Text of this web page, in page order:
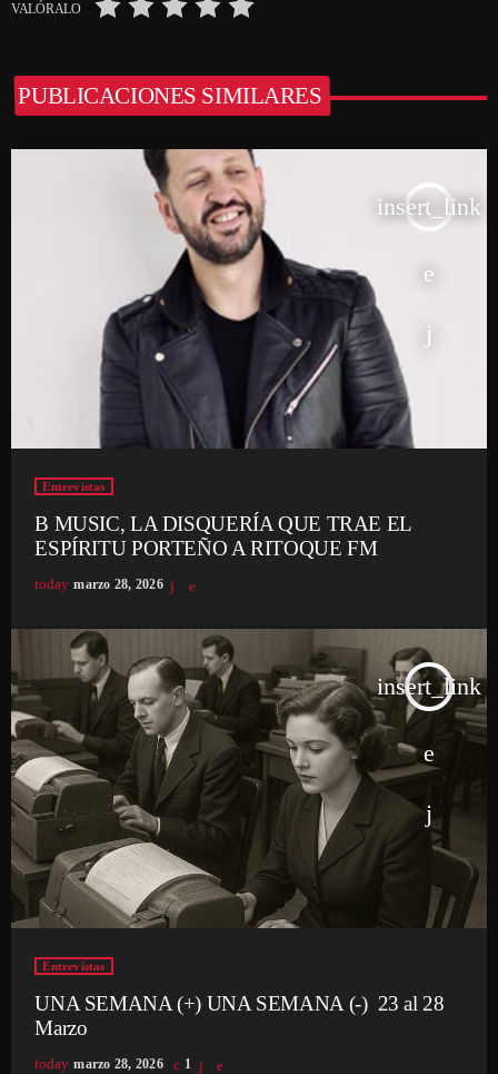
VALÓRALO
PUBLICACIONES SIMILARES
insert_link
Entrevistas
B MUSIC, LA DISQUERÍA QUE TRAE EL
ESPÍRITU PORTEÑO A RITOQUE FM
today marzo 28, 2026
insert_link
Entrevistas
UNA SEMANA (+) UNA SEMANA (-) 23 al 28
Marzo
today marzo 28, 2026 1